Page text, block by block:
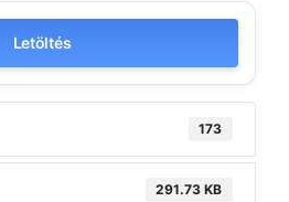
Letöltés
173
291.73 KB